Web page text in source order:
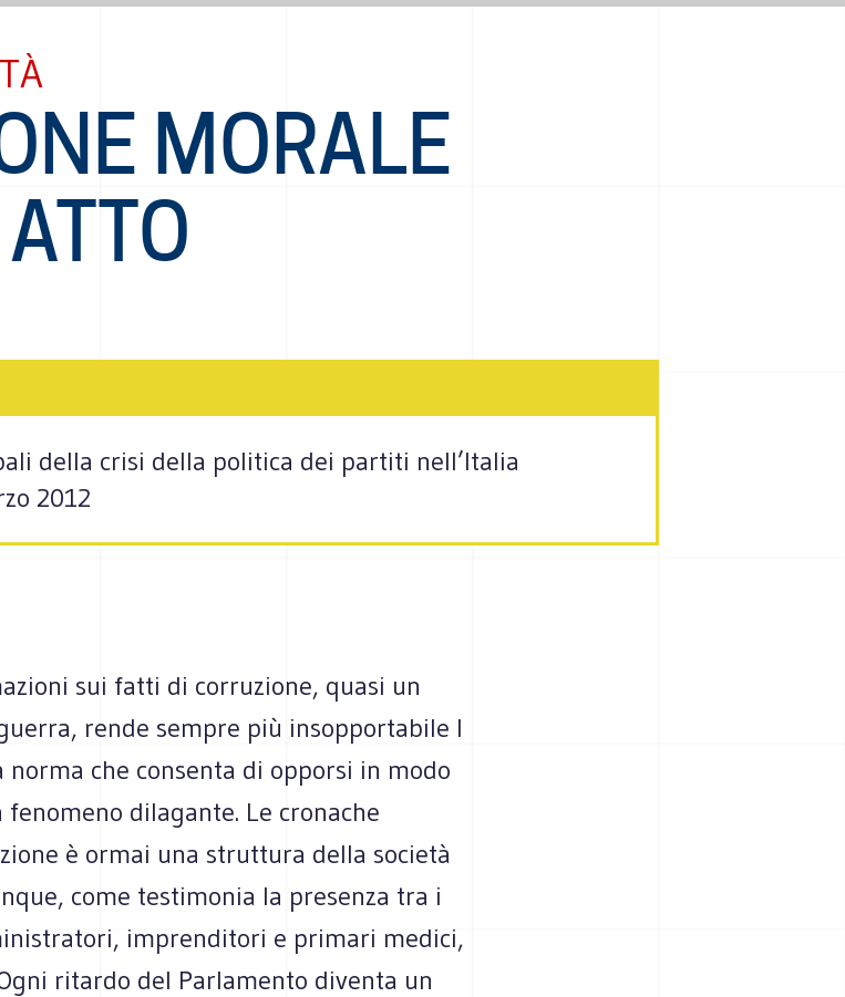
MORALE
della crisi della politica dei partiti nell’Italia
2012
sui fatti di corruzione, quasi un
rende sempre più insopportabile l
norma che consenta di opporsi in modo
fenomeno dilagante. Le cronache
è ormai una struttura della società
come testimonia la presenza tra i
imprenditori e primari medici,
ritardo del Parlamento diventa un